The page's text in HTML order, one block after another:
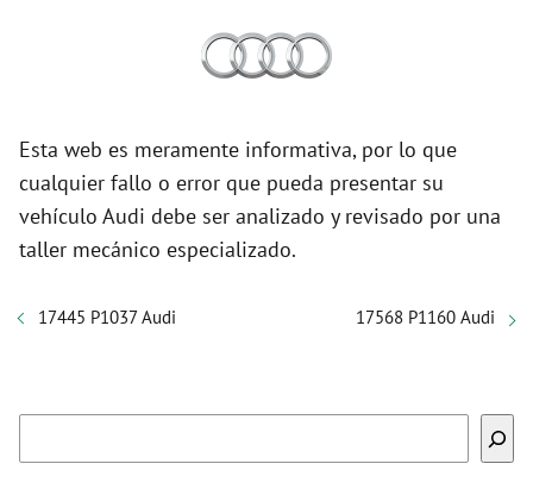
Esta web es meramente informativa, por lo que
cualquier fallo o error que pueda presentar su
vehículo Audi debe ser analizado y revisado por una
taller mecánico especializado.
17445 P1037 Audi 17568 P1160 Audi